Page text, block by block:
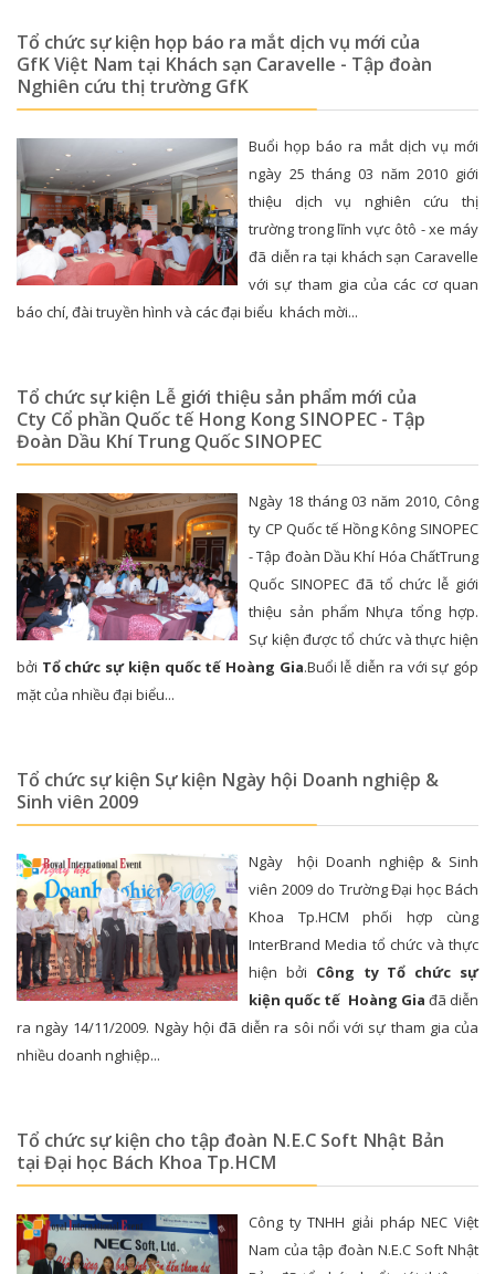
Tổ chức sự kiện họp báo ra mắt dịch vụ mới của
GfK Việt Nam tại Khách sạn Caravelle - Tập đoàn
Nghiên cứu thị trường GfK
Buổi họp báo ra mắt dịch vụ mới
ngày 25 tháng 03 năm 2010 giới
thiệu dịch vụ nghiên cứu thị
trường trong lĩnh vực ôtô - xe máy
đã diễn ra tại khách sạn Caravelle
với sự tham gia của các cơ quan
báo chí, đài truyền hình và các đại biểu khách mời...
Tổ chức sự kiện Lễ giới thiệu sản phẩm mới của
Cty Cổ phần Quốc tế Hong Kong SINOPEC - Tập
Đoàn Dầu Khí Trung Quốc SINOPEC
Ngày 18 tháng 03 năm 2010, Công
ty CP Quốc tế Hồng Kông SINOPEC
- Tập đoàn Dầu Khí Hóa ChấtTrung
Quốc SINOPEC đã tổ chức lễ giới
thiệu sản phẩm Nhựa tổng hợp.
Sự kiện được tổ chức và thực hiện
bởi Tổ chức sự kiện quốc tế Hoàng Gia.Buổi lễ diễn ra với sự góp
mặt của nhiều đại biểu...
Tổ chức sự kiện Sự kiện Ngày hội Doanh nghiệp &
Sinh viên 2009
Ngày hội Doanh nghiệp & Sinh
viên 2009 do Trường Đại học Bách
Khoa Tp.HCM phối hợp cùng
InterBrand Media tổ chức và thực
hiện bởi Công ty Tổ chức sự
kiện quốc tế Hoàng Gia đã diễn
ra ngày 14/11/2009. Ngày hội đã diễn ra sôi nổi với sự tham gia của
nhiều doanh nghiệp...
Tổ chức sự kiện cho tập đoàn N.E.C Soft Nhật Bản
tại Đại học Bách Khoa Tp.HCM
Công ty TNHH giải pháp NEC Việt
Nam của tập đoàn N.E.C Soft Nhật